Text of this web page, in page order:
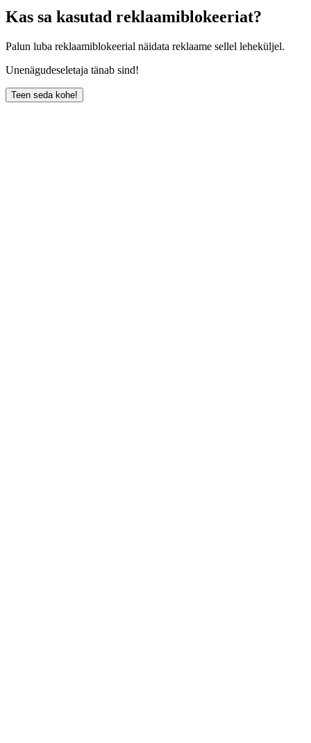
Kas sa kasutad reklaamiblokeeriat?
Palun luba reklaamiblokeerial näidata reklaame sellel leheküljel.
Unenägudeseletaja tänab sind!
Teen seda kohe!